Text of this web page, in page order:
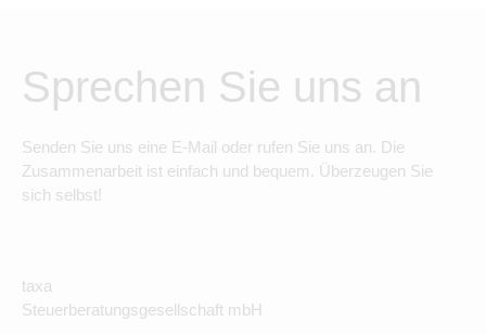
Sprechen Sie uns an
Senden Sie uns eine E-Mail oder rufen Sie uns an. Die
Zusammenarbeit ist einfach und bequem. Überzeugen Sie
sich selbst!
taxa
Steuerberatungsgesellschaft mbH